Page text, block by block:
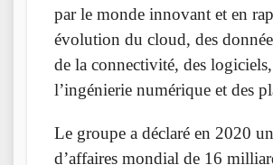
par le monde innovant et en
évolution du cloud, des
de la connectivité, des
l’ingénierie numérique et des
Le groupe a déclaré en 2020
d’affaires mondial de 16